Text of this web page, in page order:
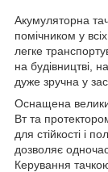
Акумуляторна
помічником у
легке
на будівництві,
дуже зручна у
Оснащена
Вт та
для стійкості і
дозволяє
Керування